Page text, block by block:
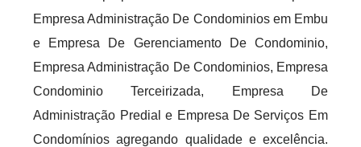
Empresa Administração De Condominios em Embu
e Empresa De Gerenciamento De Condominio,
Empresa Administração De Condominios, Empresa
Condominio Terceirizada, Empresa De
Administração Predial e Empresa De Serviços Em
Condomínios agregando qualidade e excelência.